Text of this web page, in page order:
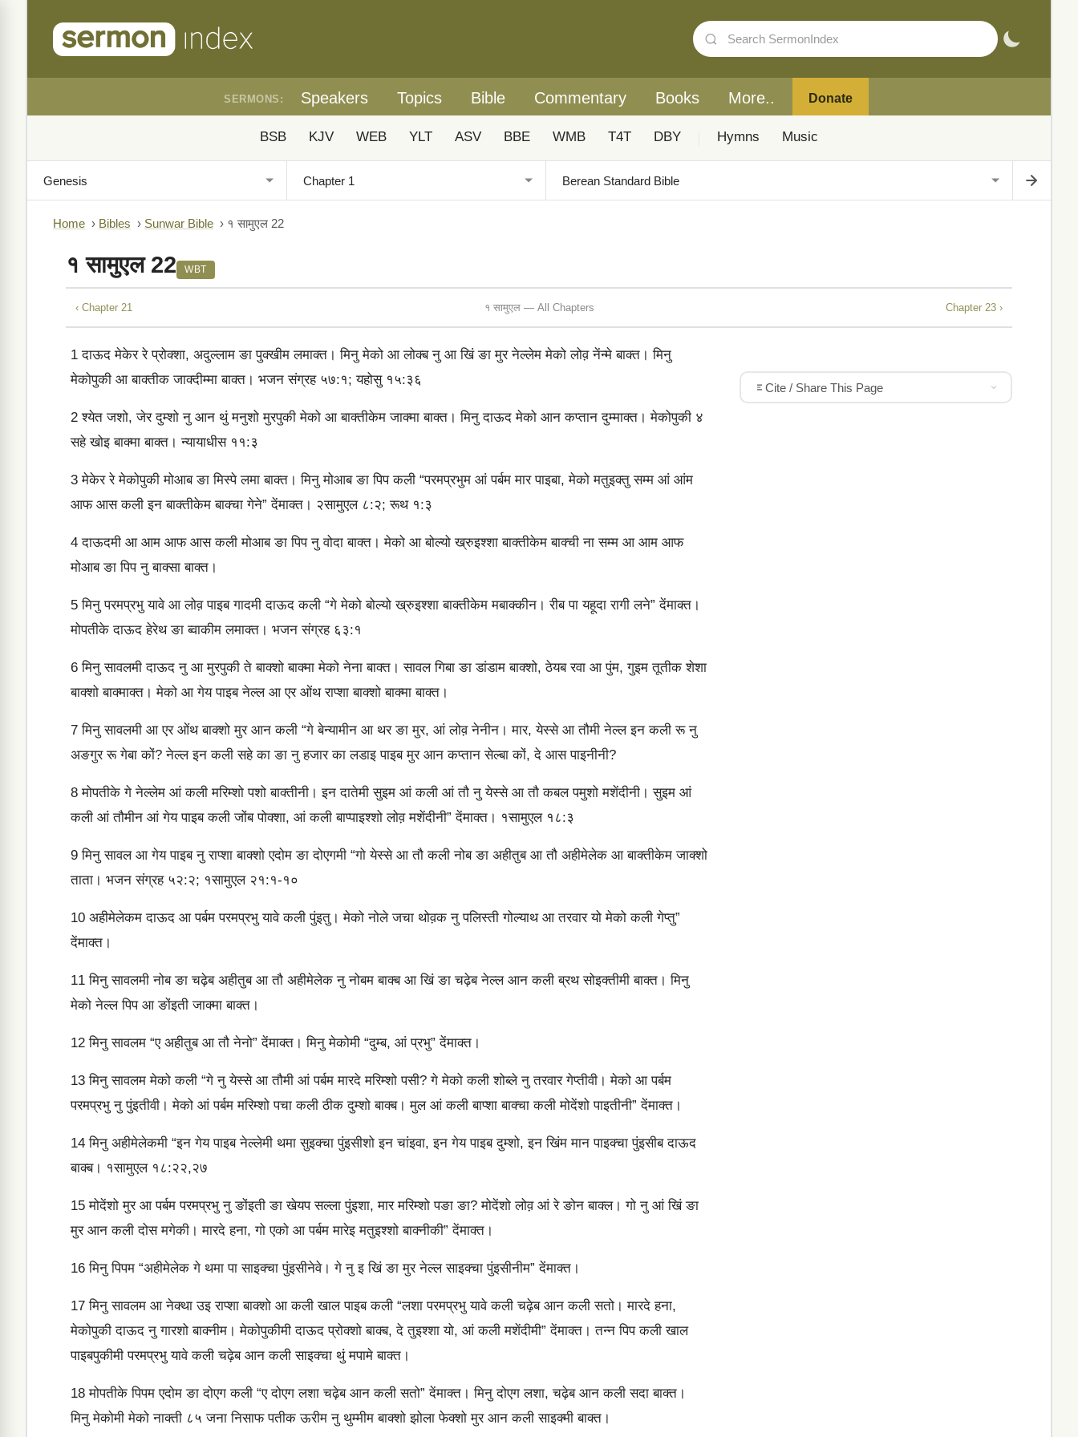
SERMONS: Speakers Topics Bible Commentary Books More.. Donate
BSB KJV WEB YLT ASV BBE WMB T4T DBY Hymns Music
Home › Bibles › Sunwar Bible › १ सामुएल 22
१ सामुएल 22 WBT
‹ Chapter 21 १ सामुएल — All Chapters Chapter 23 ›
1 दाऊद मेकेर रे प्रोक्‍शा, अदुल्‍लाम ङा पुक्‍खीम लमाक्‍त। मिनु मेको आ लोक्‍ब नु आ खिं ङा मुर नेल्‍लेम मेको लोव़ नेंन्‍मे बाक्‍त। मिनु
मेकोपुकी आ बाक्‍तीक जाक्‍दीम्‍मा बाक्‍त। भजन संग्रह ५७:१; यहोसु १५:३६
2 श्‍येत जशो, जेर दुम्‍शो नु आन थुं मनुशो मुरपुकी मेको आ बाक्‍तीकेम जाक्‍मा बाक्‍त। मिनु दाऊद मेको आन कप्‍तान दुम्‍माक्‍त। मेकोपुकी ४
सहे खोइ बाक्‍मा बाक्‍त। न्‍यायाधीस ११:३
3 मेकेर रे मेकोपुकी मोआब ङा मिस्पे लमा बाक्‍त। मिनु मोआब ङा पिप कली “परमप्रभुम आं पर्बम मार पाइ‍बा, मेको मतुइक्‍तु सम्‍म आं आंम
आफ आस कली इन बाक्‍तीकेम बाक्‍चा गेने” देंमाक्‍त। २सामुएल ८:२; रूथ १:३
4 दाऊदमी आ आम आफ आस कली मोआब ङा पिप नु वोदा बाक्‍त। मेको आ बोल्‍यो ख्रुइश्‍शा बाक्‍तीकेम बाक्‍ची ना सम्‍म आ आम आफ
मोआब ङा पिप नु बाक्‍सा बाक्‍त।
5 मिनु परमप्रभु यावे आ लोव़ पाइब गादमी दाऊद कली “गे मेको बोल्‍यो ख्रुइश्‍शा बाक्‍तीकेम मबाक्‍कीन। रीब पा यहूदा रागी लने” देंमाक्‍त।
मोपतीके दाऊद हेरेथ ङा ब्‍वाकीम लमाक्‍त। भजन संग्रह ६३:१
6 मिनु सावलमी दाऊद नु आ मुरपुकी ते बाक्‍शो बाक्‍मा मेको नेना बाक्‍त। सावल गिबा ङा डांडाम बाक्‍शो, ठेयब रवा आ पुंम, गुइम तूतीक शे‍शा
बाक्‍शो बाक्‍माक्‍त। मेको आ गेय पाइब नेल्‍ल आ एर ओंथ राप्‍शा बाक्‍शो बाक्‍मा बाक्‍त।
7 मिनु सावलमी आ एर ओंथ बाक्‍शो मुर आन कली “गे बेन्‍यामीन आ थर ङा मुर, आं लोव़ नेनीन। मार, येस्‍से आ तौमी नेल्‍ल इन कली रू नु
अङगुर रू गेबा कों? नेल्‍ल इन कली सहे का ङा नु हजार का लडाइ पाइब मुर आन कप्‍तान सेल्‍बा कों, दे आस पाइ‍नीनी?
8 मोपतीके गे नेल्‍लेम आं कली मरिम्‍शो पशो बाक्‍तीनी। इन दातेमी सुइम आं कली आं तौ नु येस्‍से आ तौ कबल पमुशो मशेंदीनी। सुइम आं
कली आं तौमीन आं गेय पाइब कली जोंब पोक्शा, आं कली बाप्‍पाइश्‍शो लोव़ मशेंदीनी” देंमाक्‍त। १सामुएल १८:३
9 मिनु सावल आ गेय पाइब नु राप्‍शा बाक्‍शो एदोम ङा दोएगमी “गो येस्‍से आ तौ कली नोब ङा अहीतुब आ तौ अहीमेलेक आ बाक्‍तीकेम जाक्‍शो
ताता। भजन संग्रह ५२:२; १सामुएल २१:१-१०
10 अहीमेलेकम दाऊद आ पर्बम परमप्रभु यावे कली पुंइतु। मेको नोले जचा थोव़क नु पलिस्‍ती गोल्‍याथ आ तरवार यो मेको कली गेप्‍तु”
देंमाक्‍त।
11 मिनु सावलमी नोब ङा चढ़ेब अहीतुब आ तौ अहीमेलेक नु नोबम बाक्‍ब आ खिं ङा चढ़ेब नेल्‍ल आन कली ब्रथ सोइक्‍तीमी बाक्‍त। मिनु
मेको नेल्‍ल पिप आ ङोंइती जाक्‍मा बाक्‍त।
12 मिनु सावलम “ए अहीतुब आ तौ नेनो” देंमाक्‍त। मिनु मेकोमी “दुम्‍ब, आं प्रभु” देंमाक्‍त।
13 मिनु सावलम मेको कली “गे नु येस्‍से आ तौमी आं पर्बम मारदे मरिम्‍शो पसी? गे मेको कली शोब्‍ले नु तरवार गेप्‍तीवी। मेको आ पर्बम
परमप्रभु नु पुंइतीवी। मेको आं पर्बम मरिम्‍शो पचा कली ठीक दुम्‍शो बाक्‍ब। मुल आं कली बाप्‍शा बाक्‍चा कली मोदेंशो पाइतीनी” देंमाक्‍त।
14 मिनु अहीमेलेकमी “इन गेय पाइब नेल्‍लेमी थमा सुइक्‍चा पुंइसीशो इन चांइवा, इन गेय पाइब दुम्‍शो, इन खिंम मान पाइक्‍चा पुंइसीब दाऊद
बाक्‍ब। १सामुएल १८:२२,२७
15 मोदेंशो मुर आ पर्बम परमप्रभु नु ङोंइती ङा खेयप सल्‍ला पुंइशा, मार मरिम्‍शो पङा ङा? मोदेंशो लोव़ आं रे ङोन बाक्‍ल। गो नु आं खिं ङा
मुर आन कली दोस मगेकी। मारदे हना, गो एको आ पर्बम मारेइ मतुइश्‍शो बाक्‍नीकी” देंमाक्‍त।
16 मिनु पिपम “अहीमेलेक गे थमा पा साइक्‍चा पुंइसीनेवे। गे नु इ खिं ङा मुर नेल्‍ल साइक्‍चा पुंइसीनीम” देंमाक्‍त।
17 मिनु सावलम आ नेक्‍था उइ राप्‍शा बाक्‍शो आ कली खाल पाइब कली “लशा परमप्रभु यावे कली चढ़ेब आन कली सतो। मारदे हना,
मेकोपुकी दाऊद नु गारशो बाक्‍नीम। मेकोपुकीमी दाऊद प्रोक्‍शो बाक्‍ब, दे तुइश्‍शा यो, आं कली मशेंदीमी” देंमाक्‍त। तन्‍न पिप कली खाल
पाइबपुकीमी परमप्रभु यावे कली चढ़ेब आन कली साइक्‍चा थुं मपामे बाक्‍त।
18 मोपतीके पिपम एदोम ङा दोएग कली “ए दोएग लशा चढ़ेब आन कली सतो” देंमाक्‍त। मिनु दोएग लशा, चढ़ेब आन कली सदा बाक्‍त।
मिनु मेकोमी मेको नाक्‍ती ८५ जना निसाफ पतीक ऊरीम नु थुम्‍मीम बाक्‍शो झोला फेक्‍शो मुर आन कली साइक्‍मी बाक्‍त।
Cite / Share This Page